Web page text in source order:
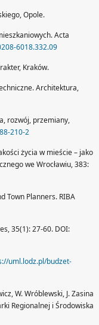
Opole.
Acta
6018.332.09
Kraków.
Architektura,
rozwój, przemiany,
210-2
życia w mieście – jako
we Wrocławiu, 383:
Town Planners. RIBA
35(1): 27-60. DOI:
uml.lodz.pl/budzet-
W. Wróblewski, J. Zasina
Regionalnej i Środowiska